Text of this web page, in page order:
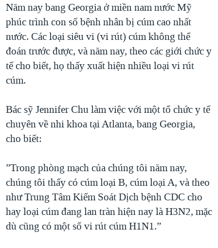
Năm nay bang Georgia ở miền nam nước Mỹ
phúc trình con số bệnh nhân bị cúm cao nhất
nước. Các loại siêu vi (vi rút) cúm không thể
đoán trước được, và năm nay, theo các giới chức y
tế cho biết, họ thấy xuất hiện nhiều loại vi rút
cúm.
Bác sỹ Jennifer Chu làm việc với một tổ chức y tế
chuyên về nhi khoa tại Atlanta, bang Georgia,
cho biết:
”Trong phòng mạch của chúng tôi năm nay,
chúng tôi thấy có cúm loại B, cúm loại A, và theo
như Trung Tâm Kiểm Soát Dịch bệnh CDC cho
hay loại cúm đang lan tràn hiện nay là H3N2, mặc
dù cũng có một số vi rút cúm H1N1.”